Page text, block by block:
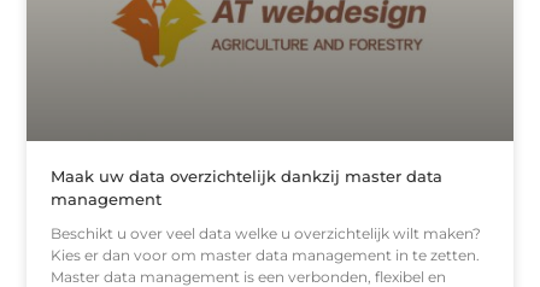
Maak uw data overzichtelijk dankzij master data
management
Beschikt u over veel data welke u overzichtelijk wilt maken?
Kies er dan voor om master data management in te zetten.
Master data management is een verbonden, flexibel en